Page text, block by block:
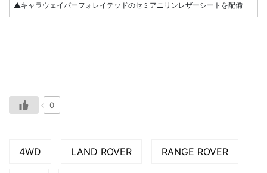
▲キャラウェイパーフォレイテッドのセミアニリンレザーシートを配備
0
4WD LAND ROVER RANGE ROVER